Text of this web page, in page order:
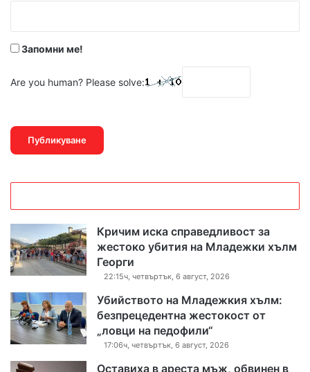
Запомни ме!
Are you human? Please solve:
Кричим иска справедливост за
жестоко убития на Младежки хълм
Георги
22:15ч, четвъртък, 6 август, 2026
Убийството на Младежкия хълм:
безпрецедентна жестокост от
„ловци на педофили“
17:06ч, четвъртък, 6 август, 2026
Оставиха в ареста мъж, обвинен в